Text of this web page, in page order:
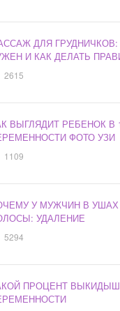
ДЛЯ
И КАК ДЕЛАТЬ
2615
ВЫГЛЯДИТ РЕБЕНОК В
ФОТО УЗИ
1109
У МУЖЧИН В УШАХ
УДАЛЕНИЕ
5294
ПРОЦЕНТ